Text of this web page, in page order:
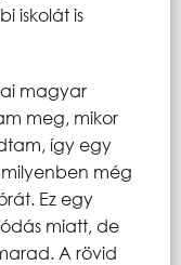
iskolát is
magyar
meg, mikor
így egy
még
Ez egy
miatt, de
A rövid